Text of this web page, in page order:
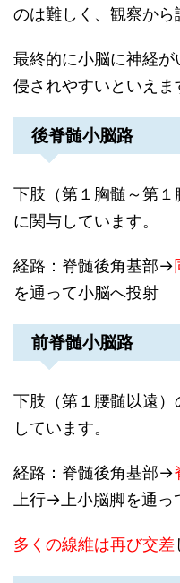
のは難しく、観察から
最終的に小脳に神経
侵されやすいといえま
後脊髄小脳路
下肢（第１胸髄～第
に関与しています。
経路：脊髄後角基部→
を通って小脳へ投射
前脊髄小脳路
下肢（第１腰髄以遠
しています。
経路：脊髄後角基部→
上行→上小脳脚を通っ
多くの線維は再び交差